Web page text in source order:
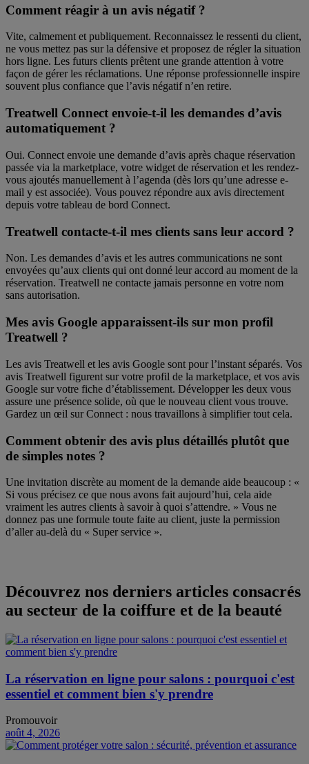
Comment réagir à un avis négatif ?
Vite, calmement et publiquement. Reconnaissez le ressenti du client,
ne vous mettez pas sur la défensive et proposez de régler la situation
hors ligne. Les futurs clients prêtent une grande attention à votre
façon de gérer les réclamations. Une réponse professionnelle inspire
souvent plus confiance que l’avis négatif n’en retire.
Treatwell Connect envoie-t-il les demandes d’avis
automatiquement ?
Oui. Connect envoie une demande d’avis après chaque réservation
passée via la marketplace, votre widget de réservation et les rendez-
vous ajoutés manuellement à l’agenda (dès lors qu’une adresse e-
mail y est associée). Vous pouvez répondre aux avis directement
depuis votre tableau de bord Connect.
Treatwell contacte-t-il mes clients sans leur accord ?
Non. Les demandes d’avis et les autres communications ne sont
envoyées qu’aux clients qui ont donné leur accord au moment de la
réservation. Treatwell ne contacte jamais personne en votre nom
sans autorisation.
Mes avis Google apparaissent-ils sur mon profil
Treatwell ?
Les avis Treatwell et les avis Google sont pour l’instant séparés. Vos
avis Treatwell figurent sur votre profil de la marketplace, et vos avis
Google sur votre fiche d’établissement. Développer les deux vous
assure une présence solide, où que le nouveau client vous trouve.
Gardez un œil sur Connect : nous travaillons à simplifier tout cela.
Comment obtenir des avis plus détaillés plutôt que
de simples notes ?
Une invitation discrète au moment de la demande aide beaucoup : «
Si vous précisez ce que nous avons fait aujourd’hui, cela aide
vraiment les autres clients à savoir à quoi s’attendre. » Vous ne
donnez pas une formule toute faite au client, juste la permission
d’aller au-delà du « Super service ».
Découvrez nos derniers articles consacrés
au secteur de la coiffure et de la beauté
La réservation en ligne pour salons : pourquoi c'est
essentiel et comment bien s'y prendre
Promouvoir
août 4, 2026